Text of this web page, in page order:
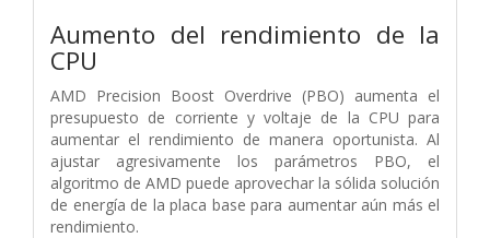
Aumento del rendimiento de la
CPU
AMD Precision Boost Overdrive (PBO) aumenta el
presupuesto de corriente y voltaje de la CPU para
aumentar el rendimiento de manera oportunista. Al
ajustar agresivamente los parámetros PBO, el
algoritmo de AMD puede aprovechar la sólida solución
de energía de la placa base para aumentar aún más el
rendimiento.